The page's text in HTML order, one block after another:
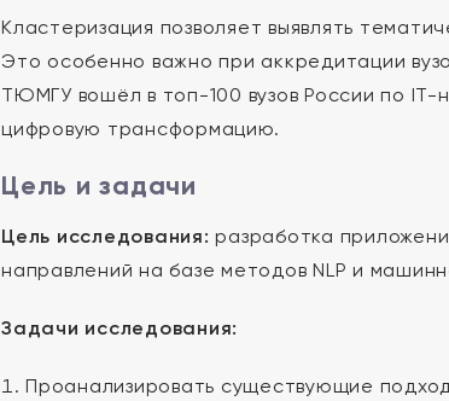
Кластеризация позволяет выявлять
Это особенно важно при аккредитации
ТЮМГУ вошёл в топ-100 вузов России по
цифровую трансформацию.
Цель и задачи
Цель исследования: разработка
направлений на базе методов NLP и
Задачи исследования:
Проанализировать существующие